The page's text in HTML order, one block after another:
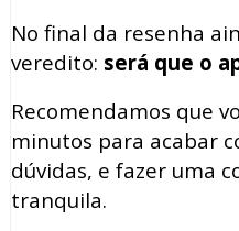
No final da resenha
veredito: será que o
Recomendamos que
minutos para acabar
dúvidas, e fazer uma
tranquila.